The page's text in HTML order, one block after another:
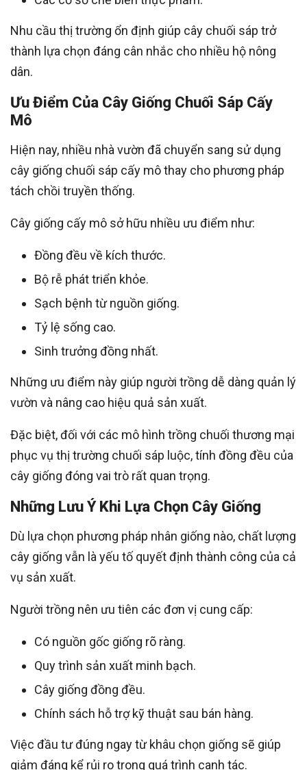
Nhu cầu thị trường ổn định giúp cây chuối sáp trở
thành lựa chọn đáng cân nhắc cho nhiều hộ nông
dân.
Ưu Điểm Của Cây Giống Chuối Sáp Cấy
Mô
Hiện nay, nhiều nhà vườn đã chuyển sang sử dụng
cây giống chuối sáp cấy mô thay cho phương pháp
tách chồi truyền thống.
Cây giống cấy mô sở hữu nhiều ưu điểm như:
Đồng đều về kích thước.
Bộ rễ phát triển khỏe.
Sạch bệnh từ nguồn giống.
Tỷ lệ sống cao.
Sinh trưởng đồng nhất.
Những ưu điểm này giúp người trồng dễ dàng quản lý
vườn và nâng cao hiệu quả sản xuất.
Đặc biệt, đối với các mô hình trồng chuối thương mại
phục vụ thị trường chuối sáp luộc, tính đồng đều của
cây giống đóng vai trò rất quan trọng.
Những Lưu Ý Khi Lựa Chọn Cây Giống
Dù lựa chọn phương pháp nhân giống nào, chất lượng
cây giống vẫn là yếu tố quyết định thành công của cả
vụ sản xuất.
Người trồng nên ưu tiên các đơn vị cung cấp:
Có nguồn gốc giống rõ ràng.
Quy trình sản xuất minh bạch.
Cây giống đồng đều.
Chính sách hỗ trợ kỹ thuật sau bán hàng.
Việc đầu tư đúng ngay từ khâu chọn giống sẽ giúp
giảm đáng kể rủi ro trong quá trình canh tác.